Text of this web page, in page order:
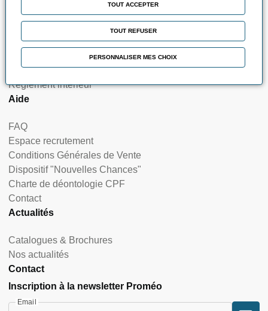
Qui sommes-nous ?
Nos partenaires universitaires et écoles
Nos certifications et labellisations
Nos indicateurs de résultats & satisfaction
Règlement intérieur
Aide
FAQ
Espace recrutement
Conditions Générales de Vente
Dispositif "Nouvelles Chances"
Charte de déontologie CPF
Contact
Actualités
Catalogues & Brochures
Nos actualités
Contact
Inscription à la newsletter Proméo
Email
TOUT ACCEPTER
TOUT REFUSER
PERSONNALISER MES CHOIX